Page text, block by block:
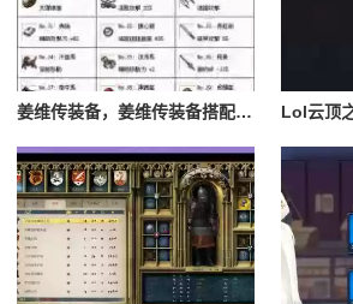
姜维传装备，姜维传装备搭配一览表最新